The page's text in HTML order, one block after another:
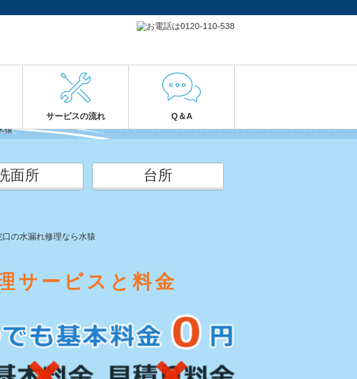
サービスの流れ Q＆A
面所 台所
の水漏れ修理なら水猿
サービスと料金